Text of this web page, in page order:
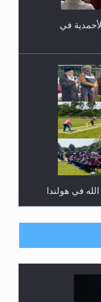
في
في هولندا